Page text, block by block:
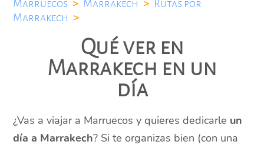
Marruecos > Marrakech > Rutas por
Marrakech >
Qué ver en
Marrakech en un
día
¿Vas a viajar a Marruecos y quieres dedicarle un
día a Marrakech? Si te organizas bien (con una